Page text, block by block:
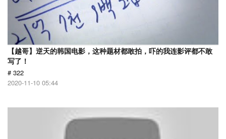
【越哥】逆天的韩国电影，这种题材都敢拍，吓的我连影评都不敢
写了！
# 322
2020-11-10 05:44